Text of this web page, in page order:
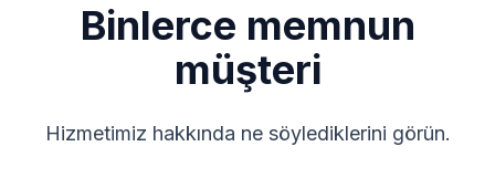
E1994
8200057681TJ823
281155248RTK123
Binlerce memnun
müşteri
Hizmetimiz hakkında ne söylediklerini görün.